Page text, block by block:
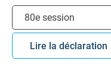
80e session
Lire la déclaration